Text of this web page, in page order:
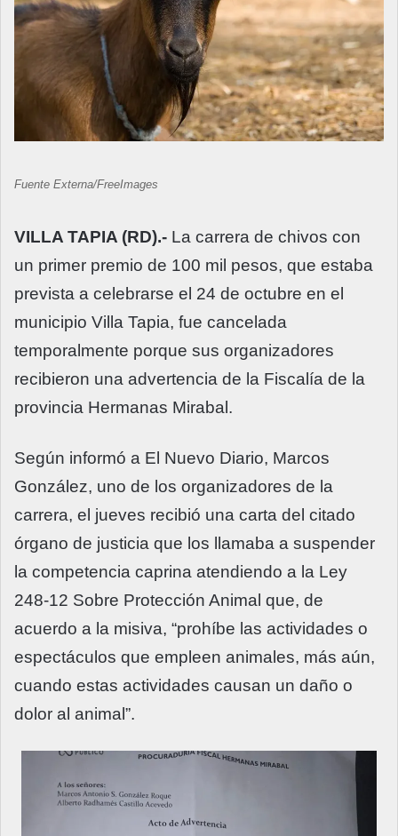
Fuente Externa/FreeImages
VILLA TAPIA (RD).- La carrera de chivos con
un primer premio de 100 mil pesos, que estaba
prevista a celebrarse el 24 de octubre en el
municipio Villa Tapia, fue cancelada
temporalmente porque sus organizadores
recibieron una advertencia de la Fiscalía de la
provincia Hermanas Mirabal.
Según informó a El Nuevo Diario, Marcos
González, uno de los organizadores de la
carrera, el jueves recibió una carta del citado
órgano de justicia que los llamaba a suspender
la competencia caprina atendiendo a la Ley
248-12 Sobre Protección Animal que, de
acuerdo a la misiva, “prohíbe las actividades o
espectáculos que empleen animales, más aún,
cuando estas actividades causan un daño o
dolor al animal”.